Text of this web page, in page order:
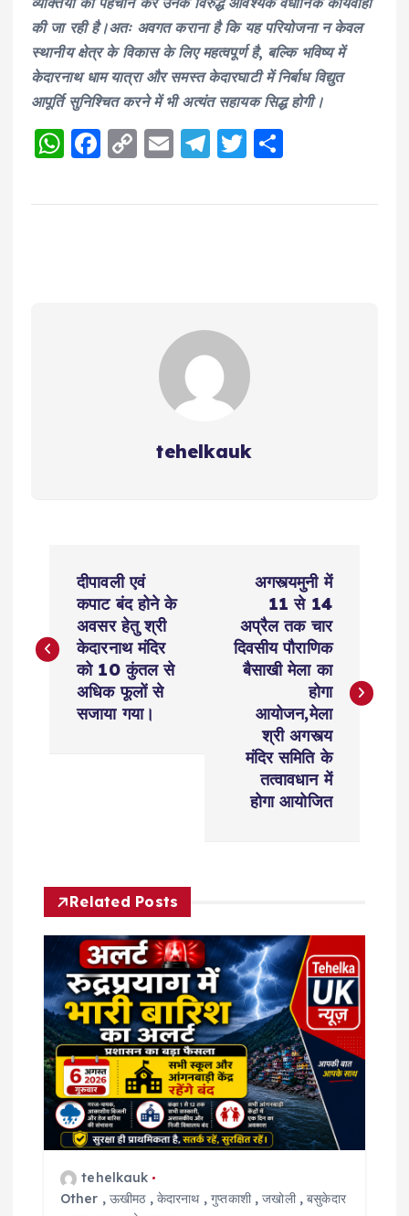
की जा रही है।अतः अवगत कराना है कि यह परियोजना न केवल
स्थानीय क्षेत्र के विकास के लिए महत्वपूर्ण है, बल्कि भविष्य में
केदारनाथ धाम यात्रा और समस्त केदारघाटी में निर्बाध विद्युत
आपूर्ति सुनिश्चित करने में भी अत्यंत सहायक सिद्ध होगी।
W
a
F
c
C
p
E
ai
T
e
T
it a
tehelkauk
s
g
a
t
o
n
दीपावली एवं
कपाट बंद होने के
अवसर हेतु श्री
केदारनाथ मंदिर
को 10 कुंतल से
अधिक फूलों से
सजाया गया।
अगस्त्यमुनी में
11 से 14
अप्रैल तक चार
दिवसीय पौराणिक
बैसाखी मेला का
होगा
आयोजन,मेला
श्री अगस्त्य
मंदिर समिति के
तत्वावधान में
होगा आयोजित
Related Posts
tehelkauk
Other , ऊखीमठ, केदारनाथ,गुप्तकाशी,जखोली,बसुकेदार